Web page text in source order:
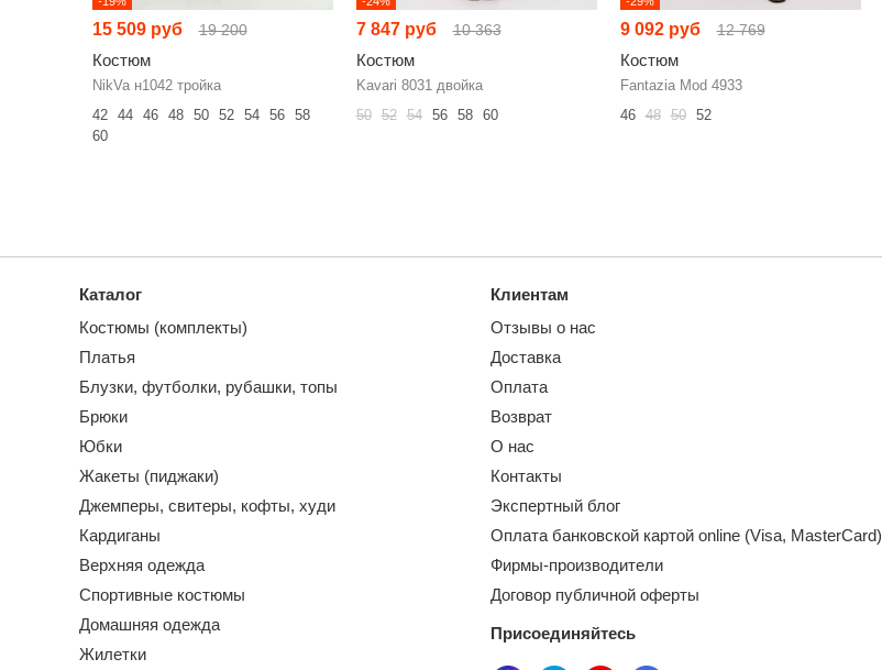
15 509 руб 19 200
Костюм
NikVa н1042 тройка
42
44 46 48 50 52 54 56
58
60
7 847 руб 10 363
Костюм
Kavari 8031 двойка
50 52 54 56 58 60
9 092 руб 12 769
Костюм
Fantazia Mod 4933
46 48 50 52
Каталог
Костюмы (комплекты)
Платья
Блузки, футболки, рубашки, топы
Брюки
Юбки
Жакеты (пиджаки)
Джемперы, свитеры, кофты, худи
Кардиганы
Верхняя одежда
Спортивные костюмы
Домашняя одежда
Жилетки
Клиентам
Отзывы о нас
Доставка
Оплата
Возврат
О нас
Контакты
Экспертный блог
Оплата банковской картой online (Visa, MasterCard)
Фирмы-производители
Договор публичной оферты
Присоединяйтесь